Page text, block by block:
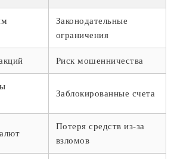
Законодательные
ограничения
Риск мошенничества
Заблокированные счета
Потеря средств из-за
взломов